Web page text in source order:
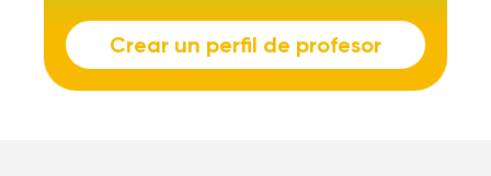
Crear un perfil de profesor